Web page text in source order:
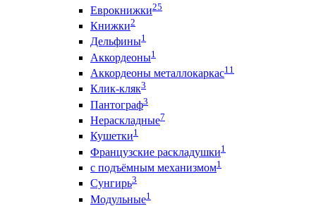
Еврокнижки25
Книжки2
Дельфины1
Аккордеоны1
Аккордеоны металлокаркас11
Клик-кляк3
Пантограф3
Нераскладные7
Кушетки1
Французские раскладушки1
с подъёмным механизмом1
Сунгирь3
Модульные1